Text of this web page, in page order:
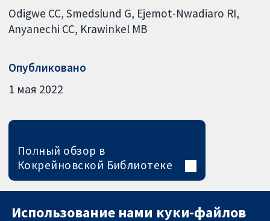
Odigwe CC Smedslund G Ejemot-Nwadiaro RI
Anyanechi CC Krawinkel MB
Опубликовано
1 мая 2022
Полный обзор в
Кокрейновской Библиотеке
Использование нами куки-файлов